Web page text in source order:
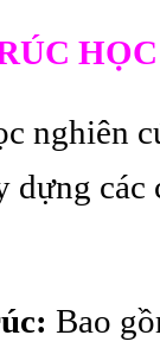
nghiên
dựng
Bao